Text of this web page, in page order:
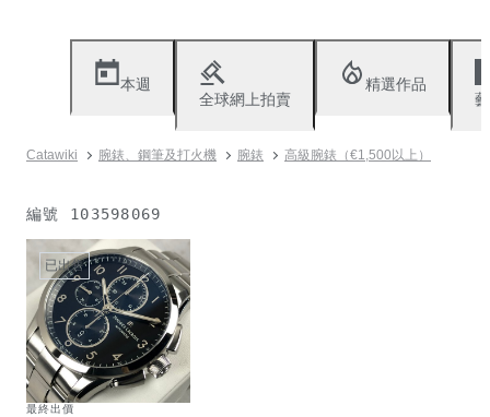
本週
全球網上拍賣
精選作品
Catawiki 腕錶、鋼筆及打火機 腕錶 高級腕錶（€1,500以上）
編號 103598069
已出售
最終出價